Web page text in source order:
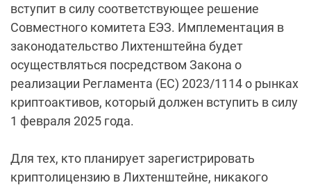
вступит в силу соответствующее решение
Совместного комитета ЕЭЗ. Имплементация в
законодательство Лихтенштейна будет
осуществляться посредством Закона о
реализации Регламента (ЕС) 2023/1114 о рынках
криптоактивов, который должен вступить в силу
1 февраля 2025 года.
Для тех, кто планирует зарегистрировать
криптолицензию в Лихтенштейне, никакого